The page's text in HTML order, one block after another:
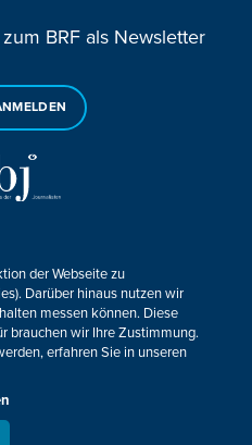
BRF als Newsletter
oder Anmerkungen?
SIE UNS!
Kontakt
Barrierefreiheit
anpassen
der Webseite zu
Darüber hinaus nutzen wir
messen können. Diese
brauchen wir Ihre Zustimmung.
erfahren Sie in unseren